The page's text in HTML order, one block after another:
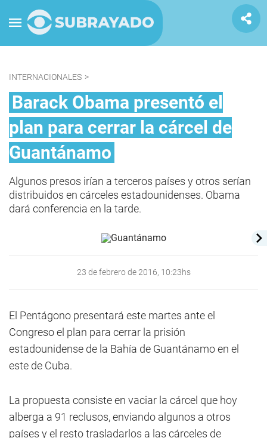
INTERNACIONALES >
Barack Obama presentó el
plan para cerrar la cárcel de
Guantánamo
Algunos presos irían a terceros países y otros serían
distribuidos en cárceles estadounidenses. Obama
dará conferencia en la tarde.
23 de febrero de 2016, 10:23hs
El Pentágono presentará este martes ante el
Congreso el plan para cerrar la prisión
estadounidense de la Bahía de Guantánamo en el
este de Cuba.
La propuesta consiste en vaciar la cárcel que hoy
alberga a 91 reclusos, enviando algunos a otros
países y el resto trasladarlos a las cárceles de